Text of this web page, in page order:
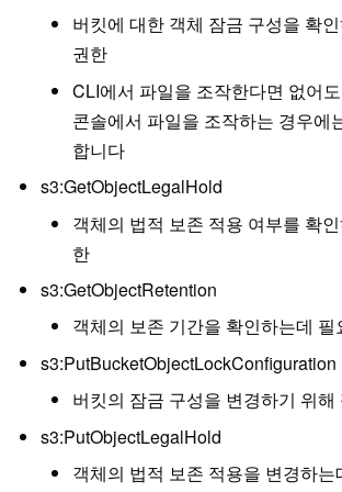
버킷에 대한 객체 잠금 구성을 확
권한
CLI에서 파일을 조작한다면 없어
콘솔에서 파일을 조작하는 경우에
합니다
s3:GetObjectLegalHold
객체의 법적 보존 적용 여부를 확
한
s3:GetObjectRetention
객체의 보존 기간을 확인하는데 필
s3:PutBucketObjectLockConfiguration
버킷의 잠금 구성을 변경하기 위해
s3:PutObjectLegalHold
객체의 법적 보존 적용을 변경하